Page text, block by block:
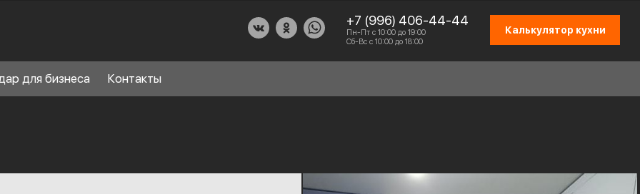
+7 (996) 406-44-44
Пн-Пт с 10:00 до 19:00
Сб-Вс с 10:00 до 18:00
Калькулятор кухни
для бизнеса Контакты